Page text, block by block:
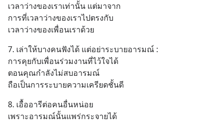
เวลาว่างของเราเท่านั้น แต่มาจาก
การที่เวลาว่างของเราไปตรงกับ
เวลาว่างของเพื่อนเราด้วย
7. เล่าให้บางคนฟังได้ แต่อย่าระบายอารมณ์ :
การคุยกับเพื่อนร่วมงานที่ไว้ใจได้
ตอนคุณกำลังไม่สบอารมณ์
ถือเป็นการระบายความเครียดชั้นดี
8. เอื้ออารีต่อคนอื่นหน่อย
เพราะอารมณ์นั้นแพร่กระจายได้